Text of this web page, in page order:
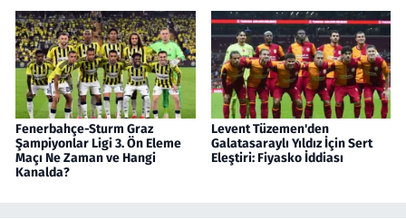
Fenerbahçe-Sturm Graz
Şampiyonlar Ligi 3. Ön Eleme
Maçı Ne Zaman ve Hangi
Kanalda?
Levent Tüzemen'den
Galatasaraylı Yıldız İçin Sert
Eleştiri: Fiyasko İddiası